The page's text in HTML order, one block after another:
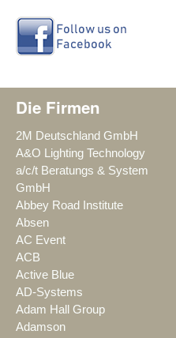
Die Firmen
2M Deutschland GmbH
A&O Lighting Technology
a/c/t Beratungs & System
GmbH
Abbey Road Institute
Absen
AC Event
ACB
Active Blue
AD-Systems
Adam Hall Group
Adamson